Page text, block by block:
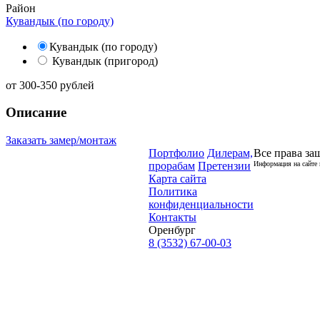
Район
Кувандык (по городу)
Кувандык (по городу)
Кувандык (пригород)
от 300-350 рублей
Описание
Заказать замер/монтаж
Портфолио Дилерам,
прорабам Претензии
Карта сайта
Политика
конфиденциальности
Контакты
Оренбург
8 (3532) 67-00-03
Все права
Информация на сайте